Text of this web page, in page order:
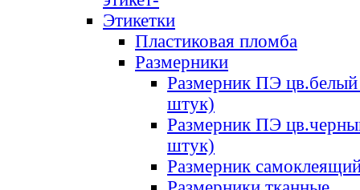
Этикетки
Пластиковая пломба
Размерники
Размерник ПЭ цв.белый
штук)
Размерник ПЭ
штук)
Размерник